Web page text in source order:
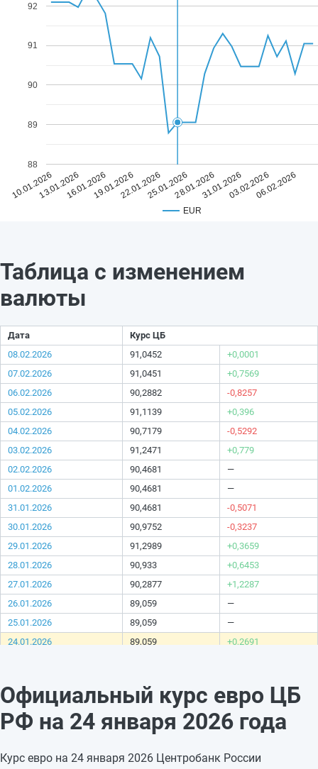
EUR
10.01.202613.01.202616.01.202619.01.202622.01.202625.01.202628.01.202631.01.202603.02.202606.02.2026
88
89
90
91
92
Таблица с изменением
валюты
Дата
Курс ЦБ
08.02.2026
91,0452
+0,0001
07.02.2026
91,0451
+0,7569
06.02.2026
90,2882
-0,8257
05.02.2026
91,1139
+0,396
04.02.2026
90,7179
-0,5292
03.02.2026
91,2471
+0,779
02.02.2026
90,4681
—
01.02.2026
90,4681
—
31.01.2026
90,4681
-0,5071
30.01.2026
90,9752
-0,3237
29.01.2026
91,2989
+0,3659
28.01.2026
90,933
+0,6453
27.01.2026
90,2877
+1,2287
26.01.2026
89,059
—
25.01.2026
89,059
—
24.01.2026
89,059
+0,2691
21.01.2026
91,1955
+1,0344
20.01.2026
90,1611
-0,3756
90,5367
18.01.2026
90,5367
—
Официальный курс евро ЦБ
РФ на 24 января 2026 года
Курс евро на 24 января 2026 Центробанк России